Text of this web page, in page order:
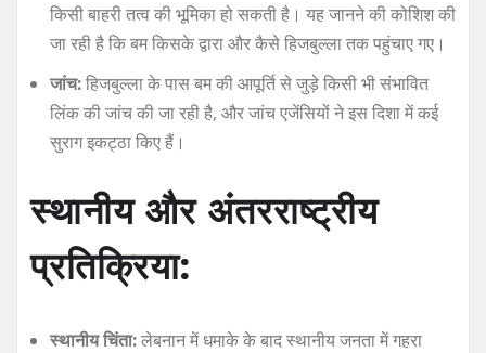
किसी बाहरी तत्व की भूमिका हो सकती है। यह जानने की कोशिश की
जा रही है कि बम किसके द्वारा और कैसे हिजबुल्ला तक पहुंचाए गए।
जांच:हिजबुल्ला के पास बम की आपूर्ति से जुड़े किसी भी संभावित
लिंक की जांच की जा रही है, और जांच एजेंसियों ने इस दिशा में कई
सुराग इकट्ठा किए हैं।
स्थानीय और अंतरराष्ट्रीय
प्रतिक्रिया:
स्थानीय चिंता:लेबनान में धमाके के बाद स्थानीय जनता में गहरा